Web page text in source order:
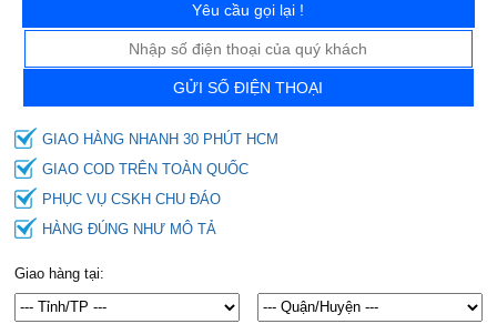
Yêu cầu gọi lại !
GỬI SỐ ĐIỆN THOẠI
GIAO HÀNG NHANH 30 PHÚT HCM
GIAO COD TRÊN TOÀN QUỐC
PHỤC VỤ CSKH CHU ĐÁO
HÀNG ĐÚNG NHƯ MÔ TẢ
Giao hàng tại: